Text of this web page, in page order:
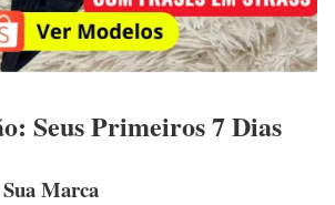
Seus Primeiros 7 Dias
Marca